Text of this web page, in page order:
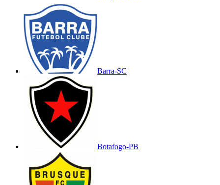
Barra-SC
Botafogo-PB